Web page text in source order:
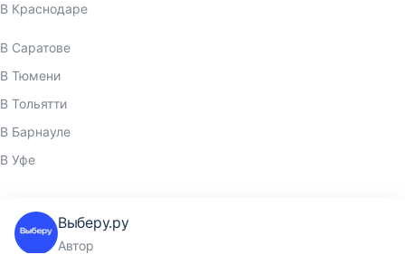
В Краснодаре
В Саратове
В Тюмени
В Тольятти
В Барнауле
В Уфе
Выберу.ру
Автор